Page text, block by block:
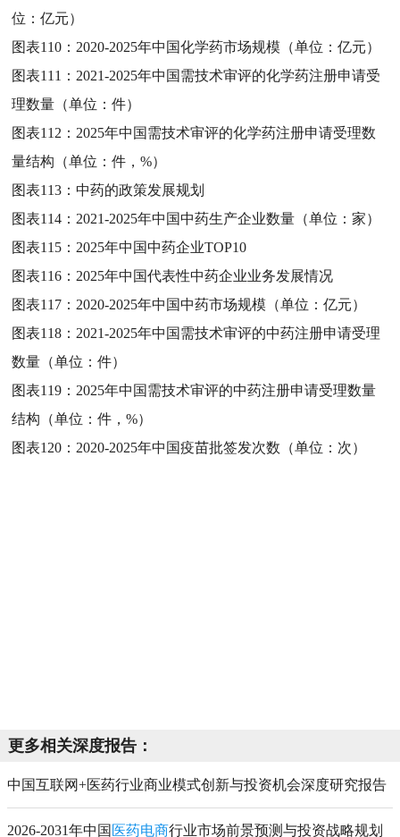
位：亿元）
图表110： 2020-2025年中国化学药市场规模（单位：亿元）
图表111： 2021-2025年中国需技术审评的化学药注册申请受
理数量（单位：件）
图表112： 2025年中国需技术审评的化学药注册申请受理数
量结构（单位：件，%）
图表113：中药的政策发展规划
图表114： 2021-2025年中国中药生产企业数量（单位：家）
图表115： 2025年中国中药企业TOP10
图表116： 2025年中国代表性中药企业业务发展情况
图表117： 2020-2025年中国中药市场规模（单位：亿元）
图表118： 2021-2025年中国需技术审评的中药注册申请受理
数量（单位：件）
图表119： 2025年中国需技术审评的中药注册申请受理数量
结构（单位：件，%）
图表120： 2020-2025年中国疫苗批签发次数（单位：次）
更多相关深度报告：
中国互联网+医药行业商业模式创新与投资机会深度研究报告
2026-2031年中国 医药电商行业市场前景预测与投资战略规划